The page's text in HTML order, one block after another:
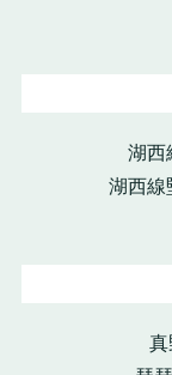
湖西
湖西線
真